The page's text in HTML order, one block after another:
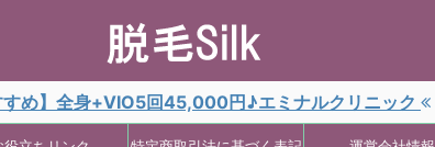
すめ】全身+VIO5回45,000円♪エミナルクリニック